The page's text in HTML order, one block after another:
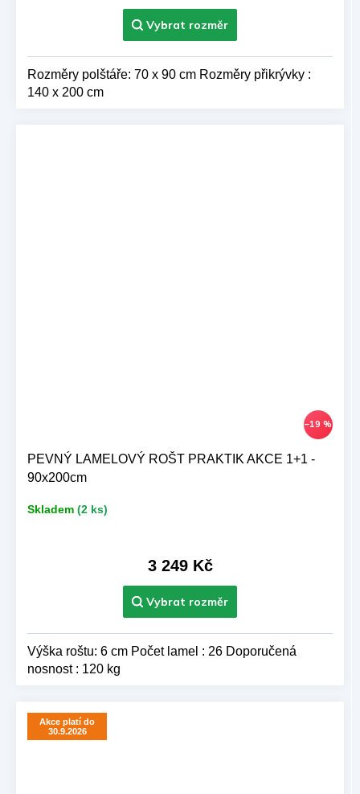
Rozměry polštáře: 70 x 90 cm Rozměry přikrývky :
140 x 200 cm
–19 %
PEVNÝ LAMELOVÝ ROŠT PRAKTIK AKCE 1+1 -
90x200cm
Skladem (2 ks)
3 249 Kč
Výška roštu: 6 cm Počet lamel : 26 Doporučená
nosnost : 120 kg
Akce platí do
30.9.2026